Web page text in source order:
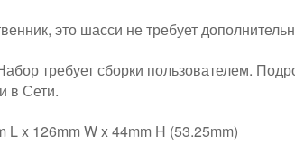
это шасси не требует
требует сборки пользователем.
в Сети.
L x 126mm W x 44mm H (53.25mm)